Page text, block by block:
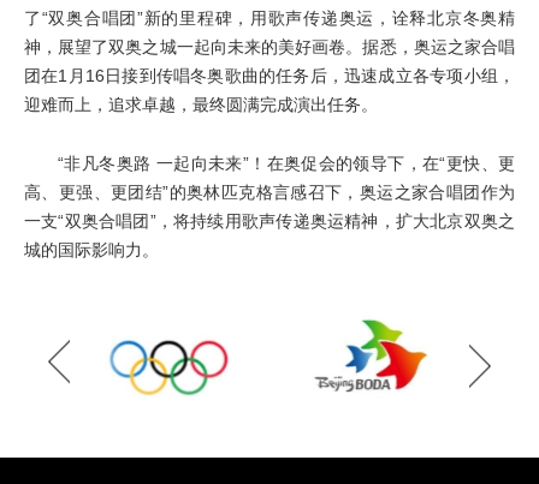
了“双奥合唱团”新的里程碑，用歌声传递奥运，诠释北京冬奥精
神，展望了双奥之城一起向未来的美好画卷。据悉，奥运之家合唱
团在1月16日接到传唱冬奥歌曲的任务后，迅速成立各专项小组，
迎难而上，追求卓越，最终圆满完成演出任务。
“非凡冬奥路 一起向未来”！在奥促会的领导下，在“更快、更
高、更强、更团结”的奥林匹克格言感召下，奥运之家合唱团作为
一支“双奥合唱团”，将持续用歌声传递奥运精神，扩大北京双奥之
城的国际影响力。